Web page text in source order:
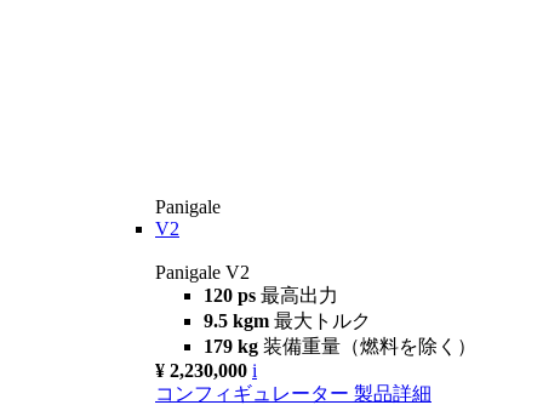
Panigale
V2
Panigale V2
120 ps 最高出力
9.5 kgm 最大トルク
179 kg 装備重量（燃料を除く）
¥ 2,230,000 i
コンフィギュレーター 製品詳細